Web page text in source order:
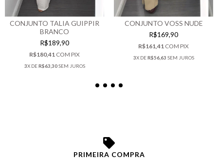
CONJUNTO TALIA GUIPPIR
BRANCO
R$189,90
R$180,41 COM PIX
3X DER$63,30SEM JUROS
CONJUNTO VOSS NUDE
R$169,90
R$161,41 COM PIX
3X DER$56,63 SEM JUROS
PRIMEIRA COMPRA